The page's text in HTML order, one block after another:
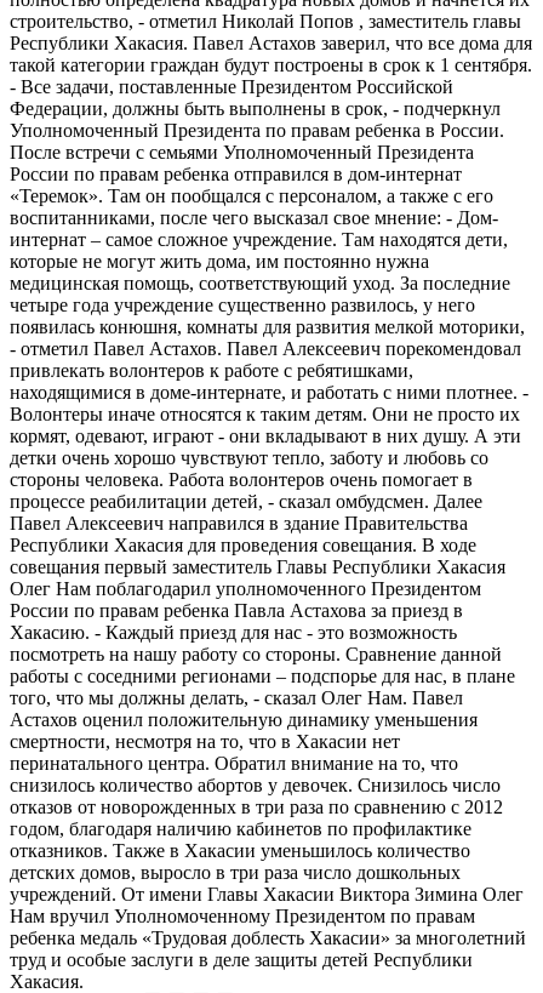
строительство, - отметил Николай Попов , заместитель главы
Республики Хакасия. Павел Астахов заверил, что все дома для
такой категории граждан будут построены в срок к 1 сентября.
- Все задачи, поставленные Президентом Российской
Федерации, должны быть выполнены в срок, - подчеркнул
Уполномоченный Президента по правам ребенка в России.
После встречи с семьями Уполномоченный Президента
России по правам ребенка отправился в дом-интернат
«Теремок». Там он пообщался с персоналом, а также с его
воспитанниками, после чего высказал свое мнение: - Дом-
интернат – самое сложное учреждение. Там находятся дети,
которые не могут жить дома, им постоянно нужна
медицинская помощь, соответствующий уход. За последние
четыре года учреждение существенно развилось, у него
появилась конюшня, комнаты для развития мелкой моторики,
- отметил Павел Астахов. Павел Алексеевич порекомендовал
привлекать волонтеров к работе с ребятишками,
находящимися в доме-интернате, и работать с ними плотнее. -
Волонтеры иначе относятся к таким детям. Они не просто их
кормят, одевают, играют - они вкладывают в них душу. А эти
детки очень хорошо чувствуют тепло, заботу и любовь со
стороны человека. Работа волонтеров очень помогает в
процессе реабилитации детей, - сказал омбудсмен. Далее
Павел Алексеевич направился в здание Правительства
Республики Хакасия для проведения совещания. В ходе
совещания первый заместитель Главы Республики Хакасия
Олег Нам поблагодарил уполномоченного Президентом
России по правам ребенка Павла Астахова за приезд в
Хакасию. - Каждый приезд для нас - это возможность
посмотреть на нашу работу со стороны. Сравнение данной
работы с соседними регионами – подспорье для нас, в плане
того, что мы должны делать, - сказал Олег Нам. Павел
Астахов оценил положительную динамику уменьшения
смертности, несмотря на то, что в Хакасии нет
перинатального центра. Обратил внимание на то, что
снизилось количество абортов у девочек. Снизилось число
отказов от новорожденных в три раза по сравнению с 2012
годом, благодаря наличию кабинетов по профилактике
отказников. Также в Хакасии уменьшилось количество
детских домов, выросло в три раза число дошкольных
учреждений. От имени Главы Хакасии Виктора Зимина Олег
Нам вручил Уполномоченному Президентом по правам
ребенка медаль «Трудовая доблесть Хакасии» за многолетний
труд и особые заслуги в деле защиты детей Республики
Хакасия.